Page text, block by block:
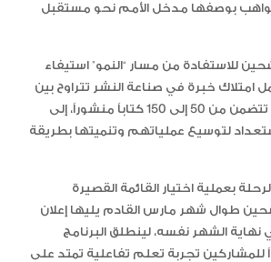
المواهب بوصفها مدخل الأمم نحو مستقبل
للاستفادة من مسار “النمو” استيفاء
امتلاك خبرة في صناعة النشر تتراوح بين
5 و10 أعوام، وقائمة تتضمن من 50 إلى 150 كتاباً منشوراً، إلى
لتوسيع عملياتهم وتنميتها بطريقة
بعملية اختيار القائمة القصيرة
طوال شهر مارس القادم يليها إعلان
نهاية الشهر نفسه، لينطلق البرنامج
للمشاركين تجربة تعلم تفاعلية تمتد على